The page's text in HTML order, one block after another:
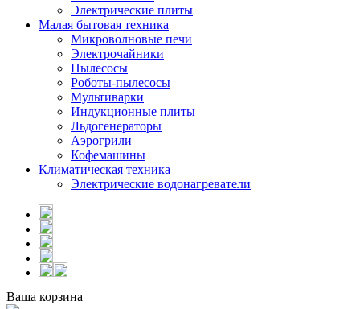
Электрические плиты
Малая бытовая техника
Микроволновые печи
Электрочайники
Пылесосы
Роботы-пылесосы
Мультиварки
Индукционные плиты
Льдогенераторы
Аэрогрили
Кофемашины
Климатическая техника
Электрические водонагреватели
Ваша корзина